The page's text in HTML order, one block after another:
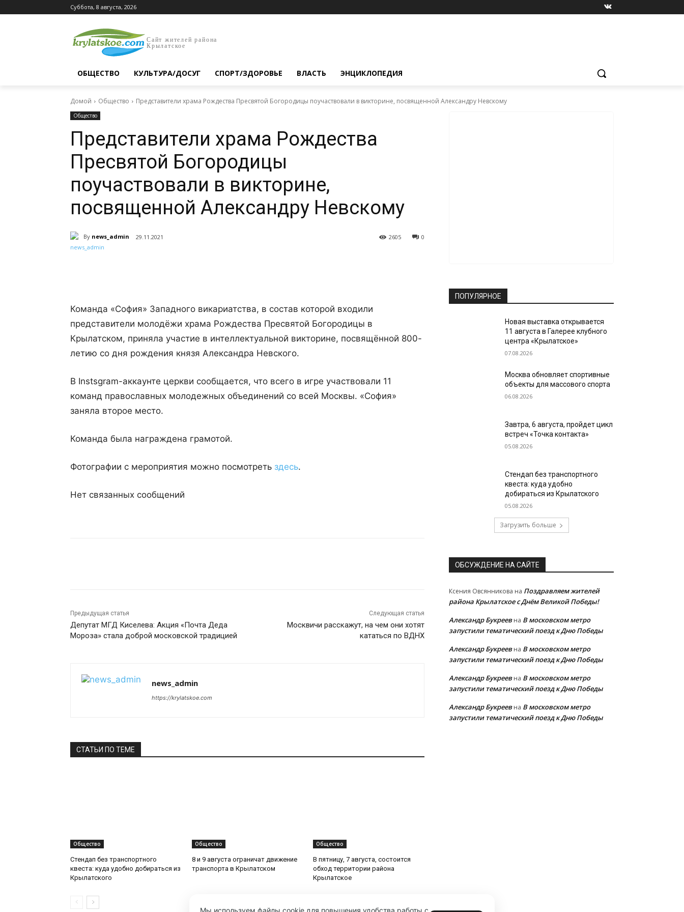
Суббота, 8 августа, 2026
Сайт жителей района
Крылатское
ОБЩЕСТВО КУЛЬТУРА/ДОСУГ СПОРТ/ЗДОРОВЬЕ ВЛАСТЬ ЭНЦИКЛОПЕДИЯ
Домой Общество Представители храма Рождества Пресвятой Богородицы поучаствовали в викторине, посвященной Александру Невскому
Общество
Представители храма Рождества
Пресвятой Богородицы
поучаствовали в викторине,
посвященной Александру Невскому
By news_admin 29.11.2021 0
2605
Команда «София» Западного викариатства, в состав которой входили
представители молодёжи храма Рождества Пресвятой Богородицы в
Крылатском, приняла участие в интеллектуальной викторине, посвящённой 800-
летию со дня рождения князя Александра Невского.
В Instsgram-аккаунте церкви сообщается, что всего в игре участвовали 11
команд православных молодежных объединений со всей Москвы. «София»
заняла второе место.
Команда была награждена грамотой.
Фотографии с мероприятия можно посмотреть здесь.
Нет связанных сообщений
Предыдущая статья
Депутат МГД Киселева: Акция «Почта Деда
Мороза» стала доброй московской традицией
Следующая статья
Москвичи расскажут, на чем они хотят
кататься по ВДНХ
news_admin
https://krylatskoe.com
СТАТЬИ ПО ТЕМЕ
Общество
Стендап без транспортного
квеста: куда удобно добираться из
Крылатского
Общество
8 и 9 августа ограничат движение
транспорта в Крылатском
Общество
В пятницу, 7 августа, состоится
обход территории района
Крылатское
ПОПУЛЯРНОЕ
Новая выставка открывается
11 августа в Галерее клубного
центра «Крылатское»
07.08.2026
Москва обновляет спортивные
объекты для массового спорта
06.08.2026
Завтра, 6 августа, пройдет цикл
встреч «Точка контакта»
05.08.2026
Стендап без транспортного
квеста: куда удобно
добираться из Крылатского
05.08.2026
Загрузить больше
ОБСУЖДЕНИЕ НА САЙТЕ
Ксения Овсянникова на Поздравляем жителей
района Крылатское с Днём Великой Победы!
Александр Букреевна В московском метро
запустили тематический поезд к Дню Победы
Александр Букреевна В московском метро
запустили тематический поезд к Дню Победы
Александр Букреевна В московском метро
запустили тематический поезд к Дню Победы
Александр Букреевна В московском метро
запустили тематический поезд к Дню Победы
Мы используем файлы cookie для повышения удобства работы с